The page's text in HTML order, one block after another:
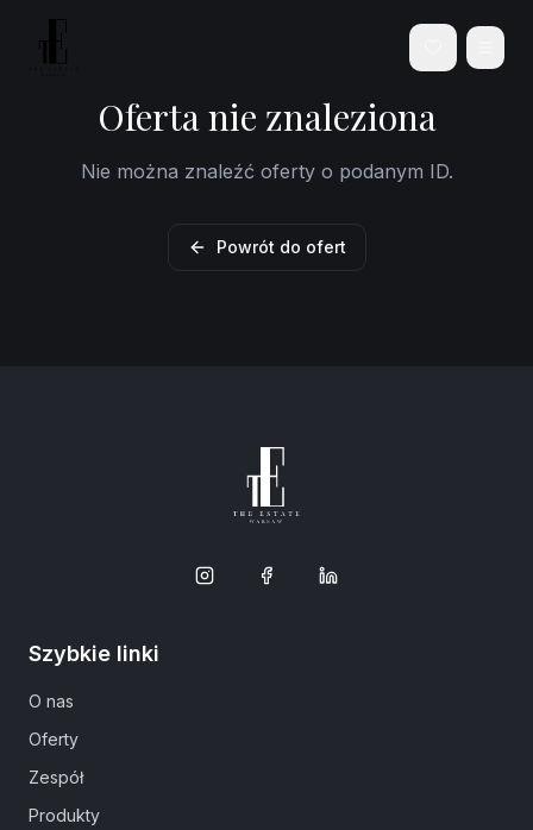
Oferta nie znaleziona
Nie można znaleźć oferty o podanym ID.
Powrót do ofert
Szybkie linki
O nas
Oferty
Zespół
Produkty